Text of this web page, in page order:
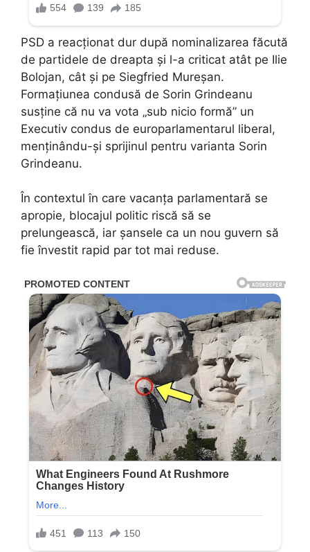
PSD a reacționat dur după nominalizarea făcută
de partidele de dreapta și l-a criticat atât pe Ilie
Bolojan, cât și pe Siegfried Mureșan.
Formațiunea condusă de Sorin Grindeanu
susține că nu va vota „sub nicio formă” un
Executiv condus de europarlamentarul liberal,
menținându-și sprijinul pentru varianta Sorin
Grindeanu.
În contextul în care vacanța parlamentară se
apropie, blocajul politic riscă să se
prelungească, iar șansele ca un nou guvern să
fie învestit rapid par tot mai reduse.